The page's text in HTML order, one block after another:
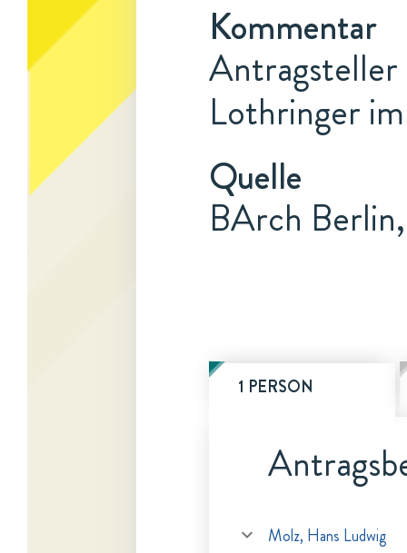
Kommentar
Antragsteller
Lothringer
Quelle
BArch
1 PERSON
Molz, Hans Ludwig